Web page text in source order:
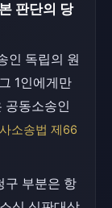
판단의 당
인 독립의 원
1인에게만
공동소송인
소송법 제66
구 부분은 항